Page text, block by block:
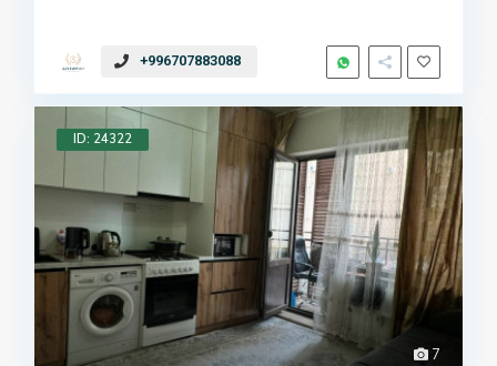
+996707883088
7
ID: 24322